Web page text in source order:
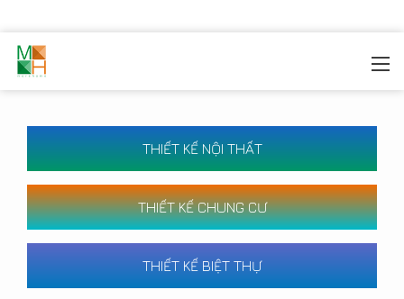
THIẾT KẾ NỘI THẤT
THIẾT KẾ CHUNG CƯ
THIẾT KẾ BIỆT THỰ